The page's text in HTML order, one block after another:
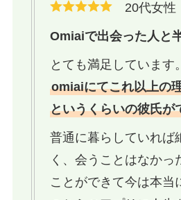
20代女性
Omiaiで出会った人と
とても満足しています。
omiaiにてこれ以上の
というくらいの彼氏が
普通に暮らしていれば
く、会うことはなかっ
ことができて今は本当